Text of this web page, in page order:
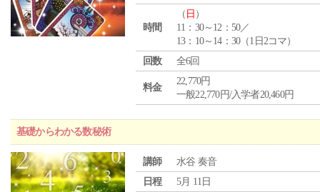
時間
（ 日 ）
11：30～12：50／
13：10～14：30（1日2コマ）
回数
全6回
料金
22,770円
一般22,770円/入学者20,460円
基礎からわかる数秘術
講師
水谷 奏音
日程
5月 11日